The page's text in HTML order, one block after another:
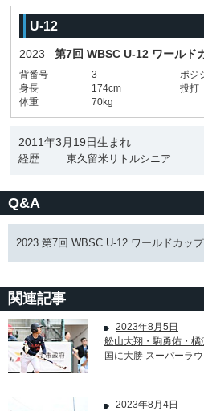
U-12
2023 第7回 WBSC U-12 ワールド
背番号 3 ポジ
身長
174cm 投打
体重
70kg
2011年3月19日生まれ
経歴 東久留米リトルシニア
Q&A
2023 第7回 WBSC U-12 ワールドカップ
関連記事
2023年8月5日
舩山大翔・駒勇佑・
国に大勝 スーパーラ
2023年8月4日